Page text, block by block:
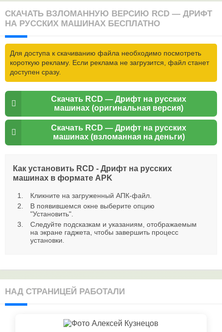
СКАЧАТЬ ВЗЛОМАННУЮ ВЕРСИЮ RCD — ДРИФТ
НА РУССКИХ МАШИНАХ БЕСПЛАТНО
Для доступа к скачиванию файла необходимо посмотреть
короткую рекламу. Если реклама не загрузится, файл станет
доступен сразу.
Скачать RCD — Дрифт на русских
машинах (оригинальная версия)
Скачать RCD — Дрифт на русских
машинах (взломанная на деньги)
Как установить RCD - Дрифт на русских
машинах в формате APK
Кликните на загруженный АПК-файл.
В появившемся окне выберите опцию
"Установить".
Следуйте подсказкам и указаниям, отображаемым
на экране гаджета, чтобы завершить процесс
установки.
НАД СТРАНИЦЕЙ РАБОТАЛИ